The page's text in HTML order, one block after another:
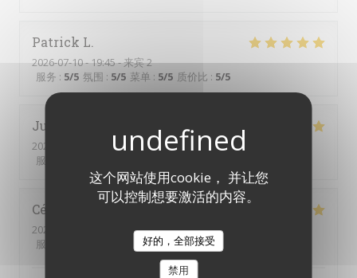
这个网站使用cookie， 并让您
可以控制想要激活的内容。
好的，全部接受
禁用
Patrick L
2026-07-10- 19:45 - 来宾 2
服务 : 5/5 氛围 : 5/5 菜单 : 5/5 质价比 : 5/5
Julien
2026-07-11
- 20:00 - 来宾 2
服务
Cécile
2026-07-01
- 20:30 - 来宾 4
服务
菜单:5 /5 质价比: